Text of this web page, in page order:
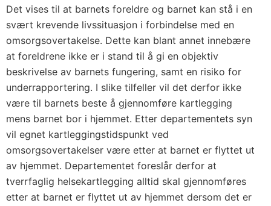
Det vises til at barnets foreldre og barnet kan stå i en
svært krevende livssituasjon i forbindelse med en
omsorgsovertakelse. Dette kan blant annet innebære
at foreldrene ikke er i stand til å gi en objektiv
beskrivelse av barnets fungering, samt en risiko for
underrapportering. I slike tilfeller vil det derfor ikke
være til barnets beste å gjennomføre kartlegging
mens barnet bor i hjemmet. Etter departementets syn
vil egnet kartleggingstidspunkt ved
omsorgsovertakelser være etter at barnet er flyttet ut
av hjemmet. Departementet foreslår derfor at
tverrfaglig helsekartlegging alltid skal gjennomføres
etter at barnet er flyttet ut av hjemmet dersom det er